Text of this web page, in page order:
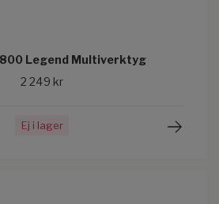
Legend Multiverktyg
2 249 kr
Ej i lager